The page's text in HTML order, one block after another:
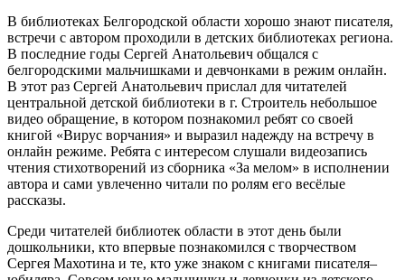
В библиотеках Белгородской области хорошо знают писателя,
встречи с автором проходили в детских библиотеках региона.
В последние годы Сергей Анатольевич общался с
белгородскими мальчишками и девчонками в режим онлайн.
В этот раз Сергей Анатольевич прислал для читателей
центральной детской библиотеки в г. Строитель небольшое
видео обращение, в котором познакомил ребят со своей
книгой «Вирус ворчания» и выразил надежду на встречу в
онлайн режиме. Ребята с интересом слушали видеозапись
чтения стихотворений из сборника «За мелом» в исполнении
автора и сами увлеченно читали по ролям его весёлые
рассказы.
Среди читателей библиотек области в этот день были
дошкольники, кто впервые познакомился с творчеством
Сергея Махотина и те, кто уже знаком с книгами писателя–